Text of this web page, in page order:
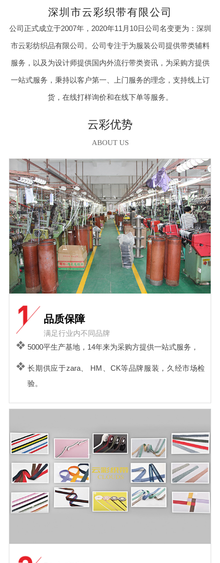
深圳市云彩织带有限公司
公司正式成立于2007年，2020年11月10日公司名变更为：深圳
市云彩纺织品有限公司。公司专注于为服装公司提供带类辅料
服务，以及为设计师提供国内外流行带类资讯，为采购方提供
一站式服务，秉持以客户第一、上门服务的理念，支持线上订
货，在线打样询价和在线下单等服务。
云彩优势
ABOUT US
品质保障
满足行业内不同品牌
5000平生产基地，14年来为采购方提供一站式服务，
长期供应于zara、 HM、CK等品牌服装，久经市场检
验。